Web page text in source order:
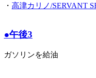
・ 高津カリノ/SERVANT
●午後3
ガソリンを給油